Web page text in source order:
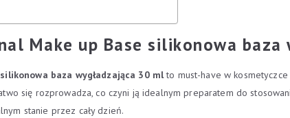
Make up Base silikonowa baza
baza wygładzająca 30 mlto must-have w kosmetyczce
się rozprowadza, co czyni ją idealnym preparatem do
stanie przez cały dzień.